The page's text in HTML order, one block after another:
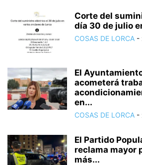
Corte del
día 30 de julio
COSAS DE LORCA -
El
acometerá
en...
COSAS DE LORCA -
El Partido
reclama mayor
más...